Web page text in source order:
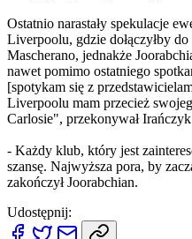
Ostatnio narastały spekulacje
Liverpoolu, gdzie dołączyłby
Mascherano, jednakże
nawet pomimo ostatniego
[spotykam się z
Liverpoolu mam przecież
Carlosie", przekonywał
- Każdy klub, który jest
szansę. Najwyższa pora, by
zakończył Joorabchian.
Udostępnij: